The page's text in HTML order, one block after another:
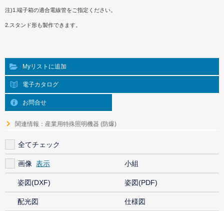
注)1.端子箱の適合電線管をご指定ください。
2.スタンド形も製作できます。
Myリストに追加
電子カタログ
お問合せ
関連情報：産業用特殊照明機器 (防爆)
全てチェック
画像 小組
姿図(DXF) 姿図(PDF)
配光図 仕様図